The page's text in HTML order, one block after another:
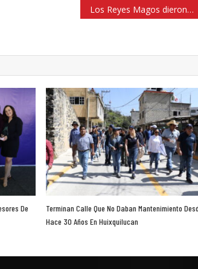
Los Reyes Magos dieron más de 36 mil regalos a los niños de preescolar y primaria
De
Terminan Calle Que No Daban Mantenimiento
Hace 30 Años En Huixquilucan